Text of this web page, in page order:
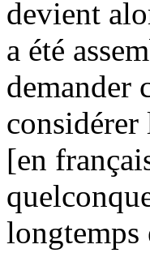
devient
a été
demander
considérer
[en
longtemps